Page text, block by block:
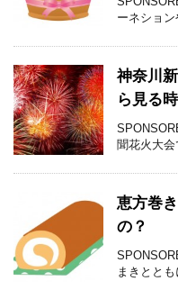
ーネショ
神奈川
ら見る
聞花火大
恵方巻
の？
まきとと